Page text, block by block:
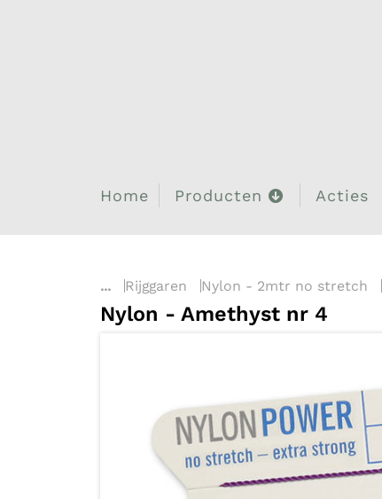
Home Producten Acties
... Rijggaren Nylon - 2mtr no stretch
Nylon - Amethyst nr 4